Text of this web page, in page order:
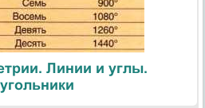
Линии и углы.